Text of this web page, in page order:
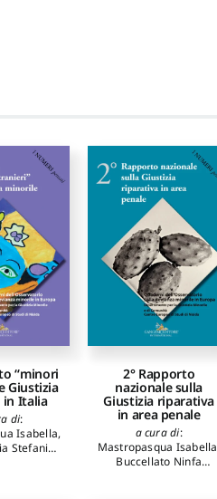
“minori
Giustizia
in Italia
di:
Isabella,
Stefania,
2° Rapporto
nazionale sulla
Giustizia riparativa
in area penale
a cura di:
Mastropasqua Isabella
Buccellato Ninfa